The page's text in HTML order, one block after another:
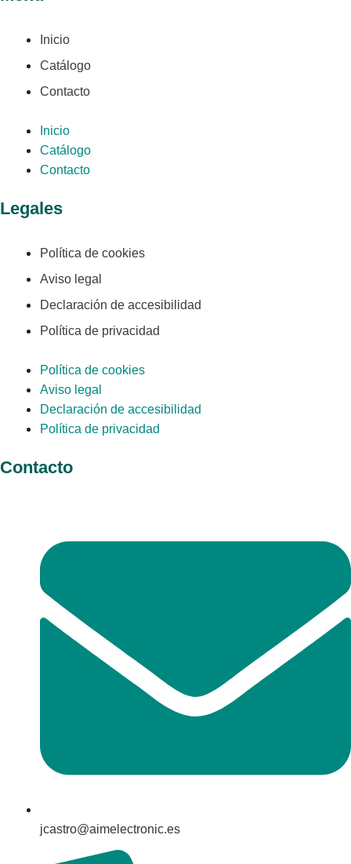
Inicio
Catálogo
Contacto
Inicio
Catálogo
Contacto
Legales
Política de cookies
Aviso legal
Declaración de accesibilidad
Política de privacidad
Política de cookies
Aviso legal
Declaración de accesibilidad
Política de privacidad
Contacto
jcastro@aimelectronic.es